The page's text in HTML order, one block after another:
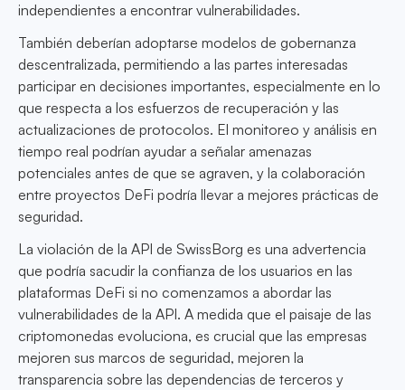
independientes a encontrar vulnerabilidades.
También deberían adoptarse modelos de gobernanza
descentralizada, permitiendo a las partes interesadas
participar en decisiones importantes, especialmente en lo
que respecta a los esfuerzos de recuperación y las
actualizaciones de protocolos. El monitoreo y análisis en
tiempo real podrían ayudar a señalar amenazas
potenciales antes de que se agraven, y la colaboración
entre proyectos DeFi podría llevar a mejores prácticas de
seguridad.
La violación de la API de SwissBorg es una advertencia
que podría sacudir la confianza de los usuarios en las
plataformas DeFi si no comenzamos a abordar las
vulnerabilidades de la API. A medida que el paisaje de las
criptomonedas evoluciona, es crucial que las empresas
mejoren sus marcos de seguridad, mejoren la
transparencia sobre las dependencias de terceros y